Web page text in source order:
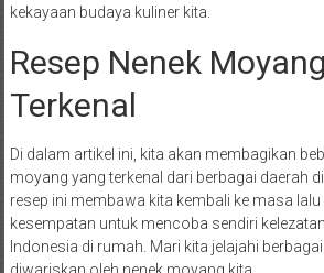
kekayaan budaya kuliner kita.
Resep Nenek
Terkenal
Di dalam artikel ini, kita akan membagikan
moyang yang terkenal dari berbagai daerah
resep ini membawa kita kembali ke masa
kesempatan untuk mencoba sendiri
Indonesia di rumah. Mari kita jelajahi
diwariskan oleh nenek moyang kita.